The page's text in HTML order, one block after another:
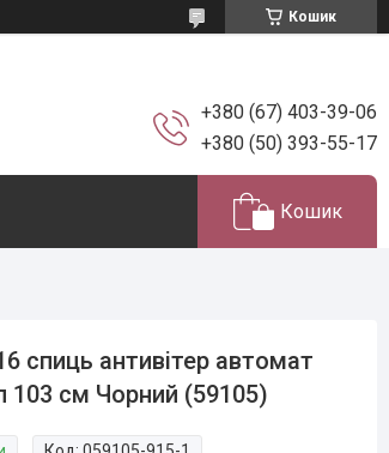
Кошик
+380 (67) 403-39-06
+380 (50) 393-55-17
Кошик
спиць антивітер автомат
103 см Чорний (59105)